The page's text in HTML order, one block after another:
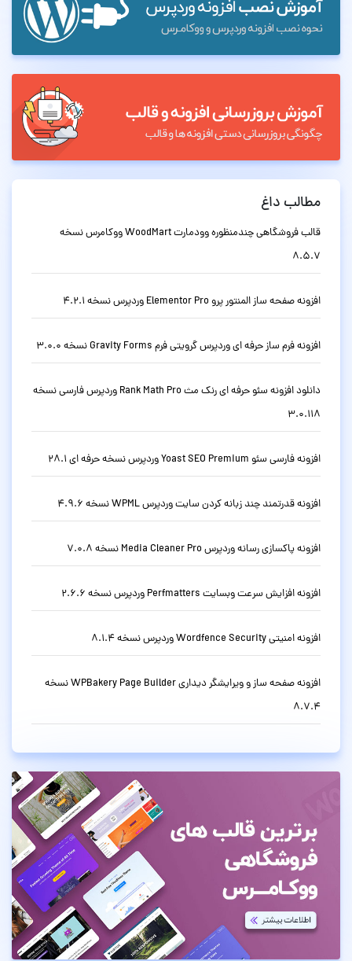
مطالب داغ
قالب فروشگاهی چندمنظوره وودمارت WoodMart ووکامرس نسخه
8.5.7
افزونه صفحه ساز المنتور پرو Elementor Pro وردپرس نسخه 4.2.1
افزونه فرم ساز حرفه ای وردپرس گرویتی فرم Gravity Forms نسخه 3.0.0
دانلود افزونه سئو حرفه ای رنک مث Rank Math Pro وردپرس فارسی نسخه
3.0.118
افزونه فارسی سئو Yoast SEO Premium وردپرس نسخه حرفه ای 28.1
افزونه قدرتمند چند زبانه کردن سایت وردپرس WPML نسخه 4.9.6
افزونه پاکسازی رسانه وردپرس Media Cleaner Pro نسخه 7.0.8
افزونه افزایش سرعت وبسایت Perfmatters وردپرس نسخه 2.6.6
افزونه امنیتی Wordfence Security وردپرس نسخه 8.1.4
افزونه صفحه ساز و ویرایشگر دیداری WPBakery Page Builder نسخه
8.7.4